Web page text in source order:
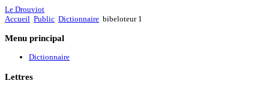
Le Drouviot
Accueil Public Dictionnaire bibeloteur 1
Menu principal
Dictionnaire
Lettres